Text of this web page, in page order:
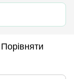
Порівняти